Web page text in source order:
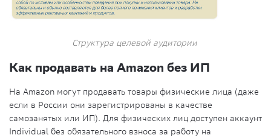
Структура целевой аудитории
Как продавать на Amazon без ИП
На Amazon могут продавать товары физические лица (даже
если в России они зарегистрированы в качестве
самозанятых или ИП). Для физических лиц доступен аккаунт
Individual без обязательного взноса за работу на